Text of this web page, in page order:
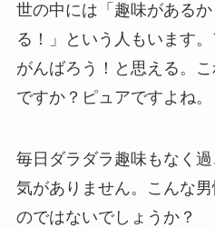
世の中には「趣味がある
る！」という人もいます
がんばろう！と思える。
ですか？ピュアですよね。
毎日ダラダラ趣味もなく
気がありません。こんな
のではないでしょうか？